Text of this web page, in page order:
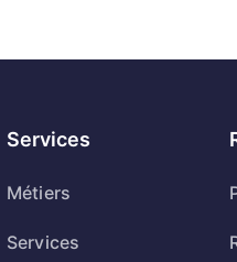
Services
Métiers
Services